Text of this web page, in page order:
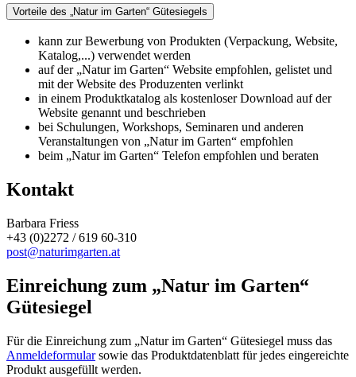
Vorteile des „Natur im Garten“ Gütesiegels
kann zur Bewerbung von Produkten (Verpackung, Website,
Katalog,...) verwendet werden
auf der „Natur im Garten“ Website empfohlen, gelistet und
mit der Website des Produzenten verlinkt
in einem Produktkatalog als kostenloser Download auf der
Website genannt und beschrieben
bei Schulungen, Workshops, Seminaren und anderen
Veranstaltungen von „Natur im Garten“ empfohlen
beim „Natur im Garten“ Telefon empfohlen und beraten
Kontakt
Barbara Friess
+43 (0)2272 / 619 60-310
post@naturimgarten.at
Einreichung zum „Natur im Garten“
Gütesiegel
Für die Einreichung zum „Natur im Garten“ Gütesiegel muss das
Anmeldeformularsowie das Produktdatenblatt für jedes eingereichte
Produkt ausgefüllt werden.